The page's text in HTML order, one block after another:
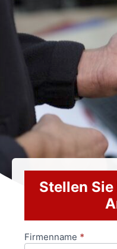
Stellen
Anfrageformular
Firmenname *